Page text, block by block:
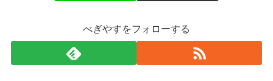
べぎやすをフォローする